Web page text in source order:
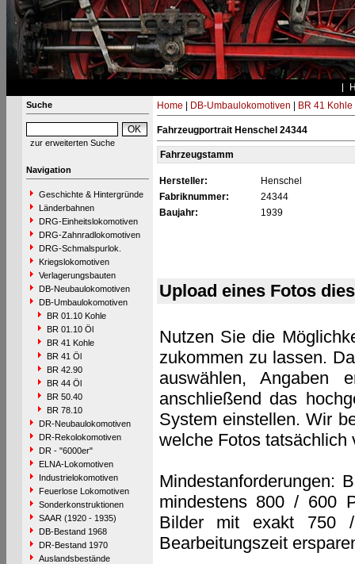
Suche
zur erweiterten Suche
Navigation
Geschichte & Hintergründe
Länderbahnen
DRG-Einheitslokomotiven
DRG-Zahnradlokomotiven
DRG-Schmalspurlok.
Kriegslokomotiven
Verlagerungsbauten
DB-Neubaulokomotiven
DB-Umbaulokomotiven
BR 01.10 Kohle
BR 01.10 Öl
BR 41 Kohle
BR 41 Öl
BR 42.90
BR 44 Öl
BR 50.40
BR 78.10
DR-Neubaulokomotiven
DR-Rekolokomotiven
DR - "6000er"
ELNA-Lokomotiven
Industrielokomotiven
Feuerlose Lokomotiven
Sonderkonstruktionen
SAAR (1920 - 1935)
DB-Bestand 1968
DR-Bestand 1970
Auslandsbestände
Home DB-Umbaulokomotiven BR 41 Kohle
Fahrzeugportrait Henschel 24344
Fahrzeugstamm
Hersteller:
Henschel
Fabriknummer:
24344
Baujahr:
1939
Upload eines Fotos
Nutzen Sie die
zukommen zu lassen.
auswählen, Angaben
anschließend das
System einstellen. Wir
welche Fotos tatsächlich
Mindestanforderungen:
mindestens 800 / 600
Bilder mit exakt 750
Bearbeitungszeit